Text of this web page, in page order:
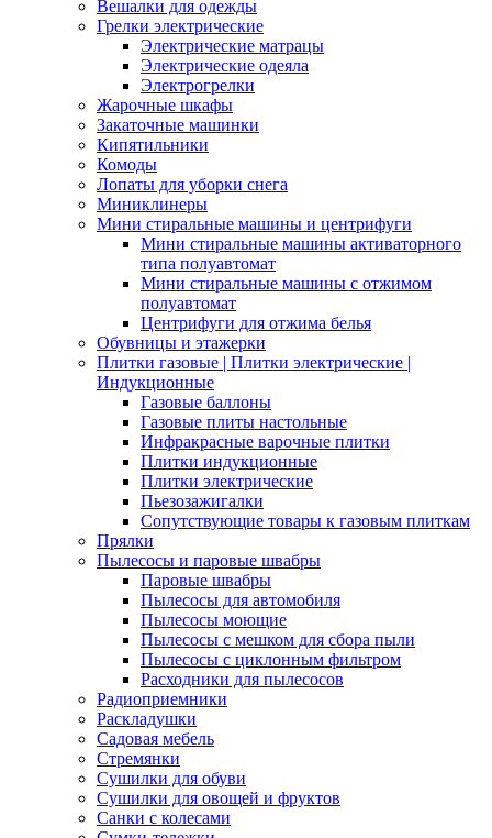
Вешалки для одежды
Грелки электрические
Электрические матрацы
Электрические одеяла
Электрогрелки
Жарочные шкафы
Закаточные машинки
Кипятильники
Комоды
Лопаты для уборки снега
Миниклинеры
Мини стиральные машины и центрифуги
Мини стиральные машины активаторного
типа полуавтомат
Мини стиральные машины с отжимом
полуавтомат
Центрифуги для отжима белья
Обувницы и этажерки
Плитки газовые | Плитки электрические |
Индукционные
Газовые баллоны
Газовые плиты настольные
Инфракрасные варочные плитки
Плитки индукционные
Плитки электрические
Пьезозажигалки
Сопутствующие товары к газовым плиткам
Прялки
Пылесосы и паровые швабры
Паровые швабры
Пылесосы для автомобиля
Пылесосы моющие
Пылесосы с мешком для сбора пыли
Пылесосы с циклонным фильтром
Расходники для пылесосов
Радиоприемники
Раскладушки
Садовая мебель
Стремянки
Сушилки для обуви
Сушилки для овощей и фруктов
Санки с колесами